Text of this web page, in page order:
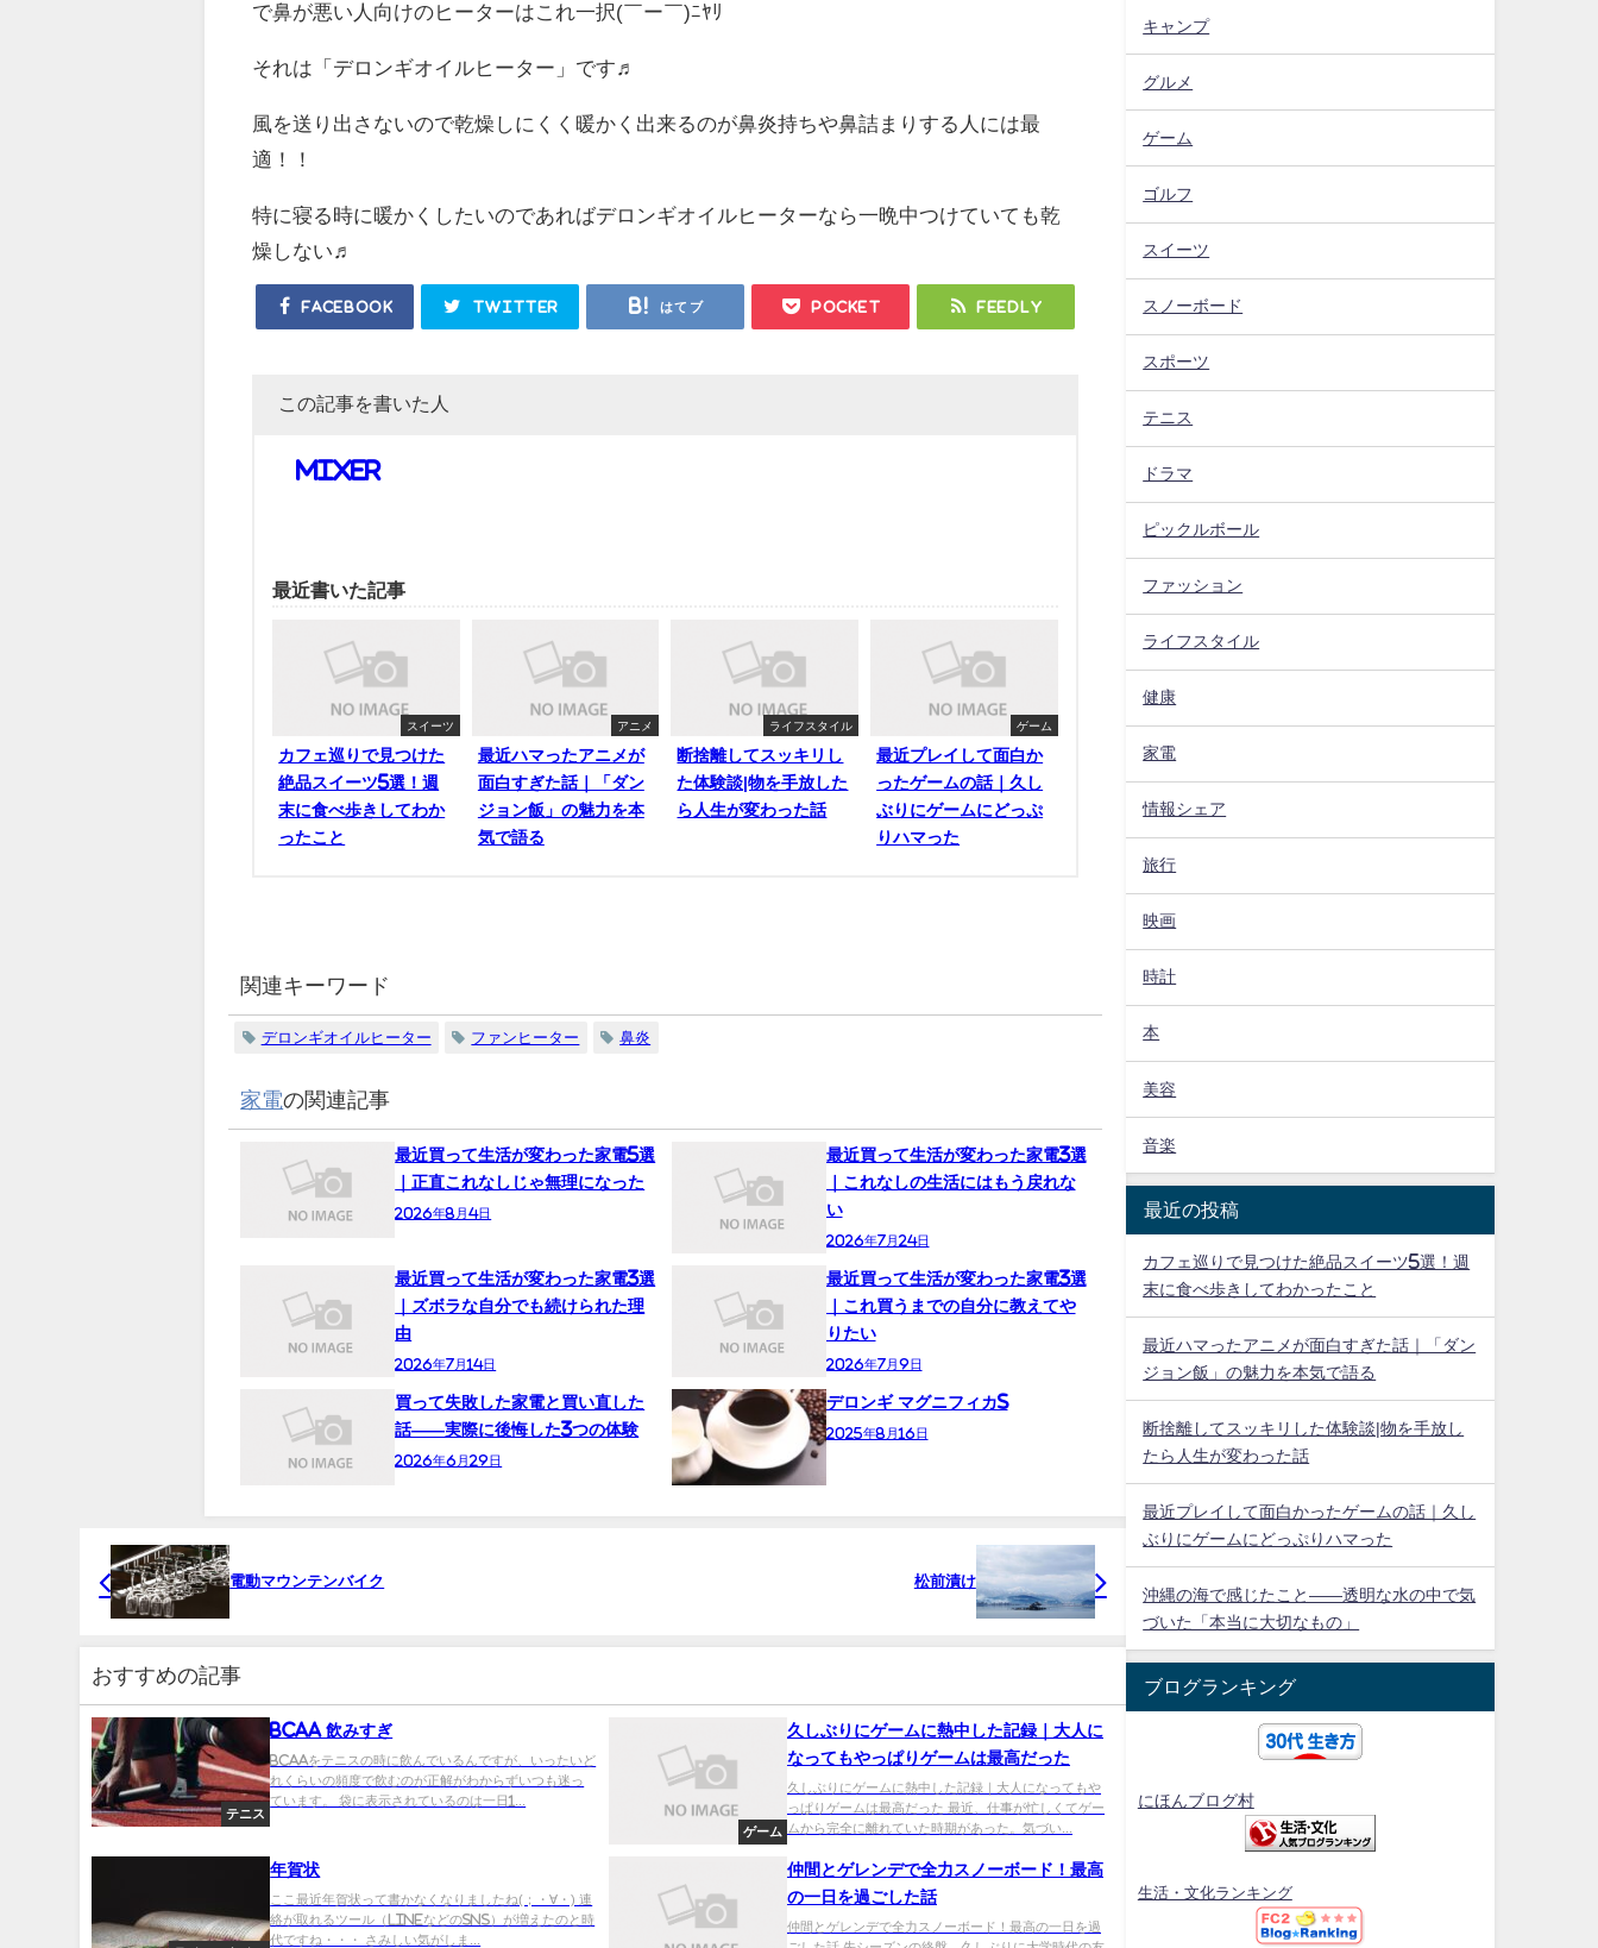
で鼻が悪い人向けのヒーターはこれ一択(￣ー￣)ﾆﾔﾘ
それは「デロンギオイルヒーター」です♬
風を送り出さないので乾燥しにくく暖かく出来るのが鼻炎持ちや鼻詰まりする人には最
適！！
特に寝る時に暖かくしたいのであればデロンギオイルヒーターなら一晩中つけていても乾
燥しない♬
Facebook Twitter はてブ Pocket Feedly
この記事を書いた人
mixer
最近書いた記事
スイーツ
カフェ巡りで見つけた
絶品スイーツ5選！週
末に食べ歩きしてわか
ったこと
アニメ
最近ハマったアニメが
面白すぎた話｜「ダン
ジョン飯」の魅力を本
気で語る
ライフスタイル
断捨離してスッキリし
た体験談|物を手放した
ら人生が変わった話
ゲーム
最近プレイして面白か
ったゲームの話｜久し
ぶりにゲームにどっぷ
りハマった
関連キーワード
デロンギオイルヒーター ファンヒーター 鼻炎
家電の関連記事
最近買って生活が変わった家電5選
｜正直これなしじゃ無理になった
2026年8月4日
最近買って生活が変わった家電3選
｜これなしの生活にはもう戻れな
い
2026年7月24日
最近買って生活が変わった家電3選
｜ズボラな自分でも続けられた理
由
2026年7月14日
最近買って生活が変わった家電3選
｜これ買うまでの自分に教えてや
りたい
2026年7月9日
買って失敗した家電と買い直した
話——実際に後悔した3つの体験
2026年6月29日
デロンギ マグニフィカS
2025年8月16日
電動マウンテンバイク 松前漬け
おすすめの記事
テニス
BCAA 飲みすぎ
BCAAをテニスの時に飲んでいるんですが、いったいど
れくらいの頻度で飲むのが正解がわからずいつも迷っ
ています。 袋に表示されているのは一日1...
ゲーム
久しぶりにゲームに熱中した記録｜大人に
なってもやっぱりゲームは最高だった
久しぶりにゲームに熱中した記録｜大人になってもや
っぱりゲームは最高だった 最近、仕事が忙しくてゲー
ムから完全に離れていた時期があった。気づい...
年賀状
ここ最近年賀状って書かなくなりましたね(；・∀・) 連
絡が取れるツール（LINEなどのSNS）が増えたのと時
代ですね・・・ さみしい気がしま...
仲間とゲレンデで全力スノーボード！最高
の一日を過ごした話
仲間とゲレンデで全力スノーボード！最高の一日を過
キャンプ
グルメ
ゲーム
ゴルフ
スイーツ
スノーボード
スポーツ
テニス
ドラマ
ピックルボール
ファッション
ライフスタイル
健康
家電
情報シェア
旅行
映画
時計
本
美容
音楽
最近の投稿
カフェ巡りで見つけた絶品スイーツ5選！週
末に食べ歩きしてわかったこと
最近ハマったアニメが面白すぎた話｜「ダン
ジョン飯」の魅力を本気で語る
断捨離してスッキリした体験談|物を手放し
たら人生が変わった話
最近プレイして面白かったゲームの話｜久し
ぶりにゲームにどっぷりハマった
沖縄の海で感じたこと——透明な水の中で気
づいた「本当に大切なもの」
ブログランキング
にほんブログ村
生活・文化ランキング